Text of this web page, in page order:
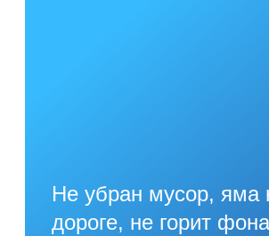
Не убран мусор, яма
дороге, не горит